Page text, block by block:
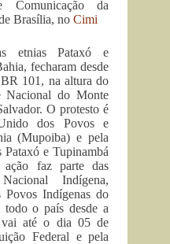
Comunicação da
Brasília, no Cimi
etnias Pataxó e
fecharam desde
101, na altura do
Nacional do Monte
O protesto é
dos Povos e
(Mupoiba) e pela
Pataxó e Tupinambá
faz parte das
Indígena,
Povos Indígenas do
o país desde a
vai até o dia 05 de
Federal e pela